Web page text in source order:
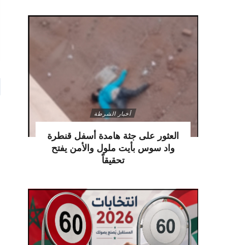
أخبار الشرطة
العثور على جثة هامدة أسفل قنطرة
واد سوس بأيت ملول والأمن يفتح
تحقيقاً